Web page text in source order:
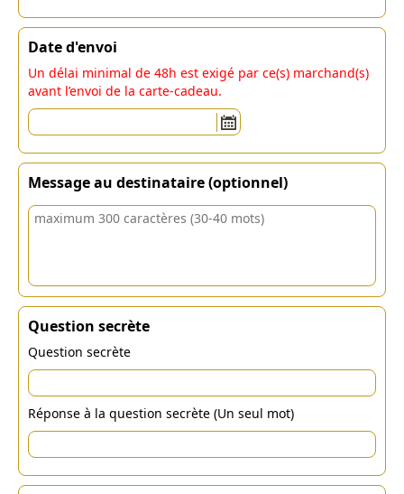
Date d'envoi
Un délai minimal de 48h est exigé par ce(s) marchand(s)
avant l’envoi de la carte-cadeau.
Message au destinataire (optionnel)
Question secrète
Question secrète
Réponse à la question secrète (Un seul mot)